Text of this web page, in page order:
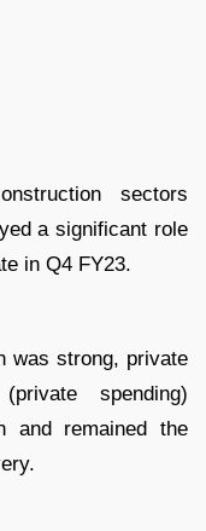
sectors
a significant role
in Q4 FY23.
was strong, private
spending)
and remained the